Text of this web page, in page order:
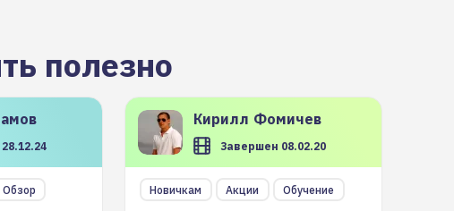
полезно
Обзор
Кирилл Фомичев
Завершен 08.02.20
Новичкам Акции Обучение